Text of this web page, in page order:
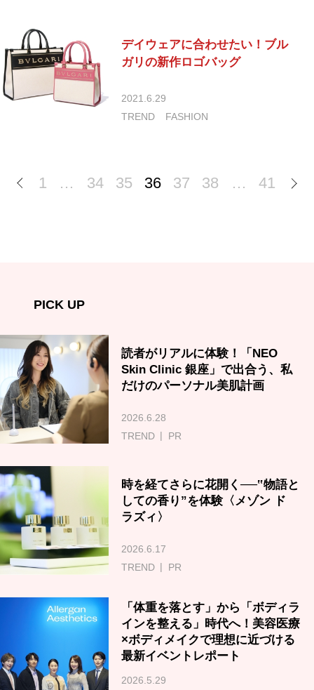
デイウェアに合わせたい！ブル
ガリの新作ロゴバッグ
2021.6.29
TREND
FASHION
1 … 34 35 36 37 38 … 41
PICK UP
読者がリアルに体験！「NEO
Skin Clinic 銀座」で出合う、私
だけのパーソナル美肌計画
2026.6.28
TREND
PR
時を経てさらに花開く──‟物語と
しての香り”を体験〈メゾン ド
ラズィ〉
2026.6.17
TREND
PR
「体重を落とす」から「ボディラ
インを整える」時代へ！美容医療
×ボディメイクで理想に近づける
最新イベントレポート
2026.5.29